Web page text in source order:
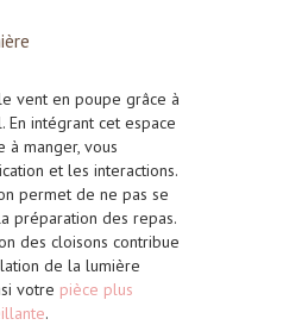
vent en poupe grâce à
En intégrant cet espace
à manger, vous
et les interactions.
permet de ne pas se
préparation des repas.
des cloisons contribue
de la lumière
votre pièce plus
.